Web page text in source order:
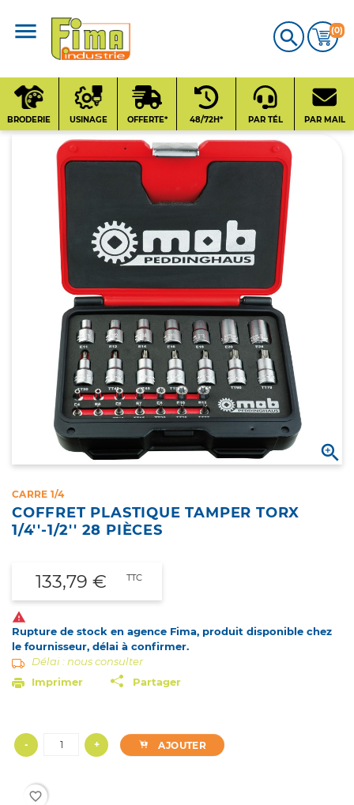
 (0)
CATALOGUE
PRODUITS
Qui sommes-nous
Contact
Nos fournisseurs
BRODERIE USINAGE OFFERTE* 48/72H* PAR TÉL PAR MAIL

CARRE 1/4
COFFRET PLASTIQUE TAMPER TORX
1/4''-1/2'' 28 PIÈCES
133,79 € TTC

Rupture de stock en agence Fima, produit disponible chez
le fournisseur, délai à confirmer.
Délai : nous consulter
Imprimer
Partager
- + AJOUTER
favorite_border